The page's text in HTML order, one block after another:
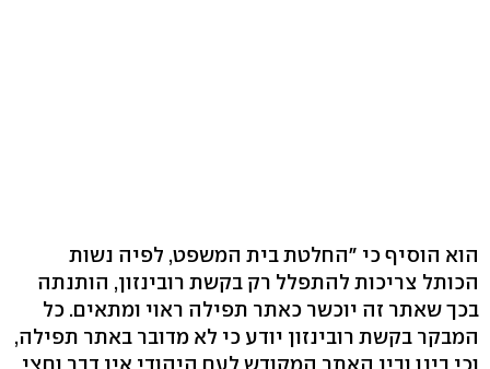
הוא הוסיף כי "החלטת בית המשפט, לפיה נשות
הכותל צריכות להתפלל רק בקשת רובינזון, הותנתה
בכך שאתר זה יוכשר כאתר תפילה ראוי ומתאים. כל
המבקר בקשת רובינזון יודע כי לא מדובר באתר תפילה,